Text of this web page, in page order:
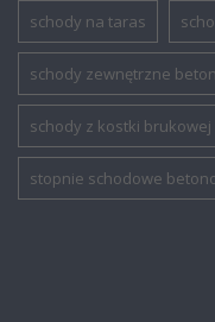
schody na taras
schody zewnętrzne
schody z kostki
stopnie schodowe